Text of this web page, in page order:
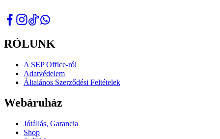
RÓLUNK
A SEP Office-ról
Adatvédelem
Általános Szerződési Feltételek
Webáruház
Jótállás, Garancia
Shop